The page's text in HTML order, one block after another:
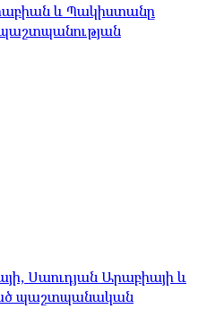
և Պակիստանը
Սաուդյան Արաբիայի և
պաշտպանական